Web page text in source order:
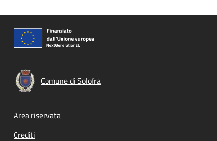
Comune di Solofra
Footer menu
Area riservata
Crediti